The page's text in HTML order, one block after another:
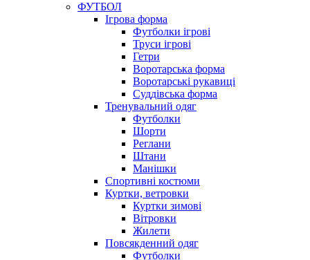
ФУТБОЛ
Ігрова форма
Футболки ігрові
Труси ігрові
Гетри
Воротарська форма
Воротарські рукавиці
Суддівська форма
Тренувальний одяг
Футболки
Шорти
Реглани
Штани
Манішки
Спортивні костюми
Куртки, ветровки
Куртки зимові
Вітровки
Жилети
Повсякденний одяг
Футболки